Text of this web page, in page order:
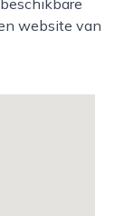
website van